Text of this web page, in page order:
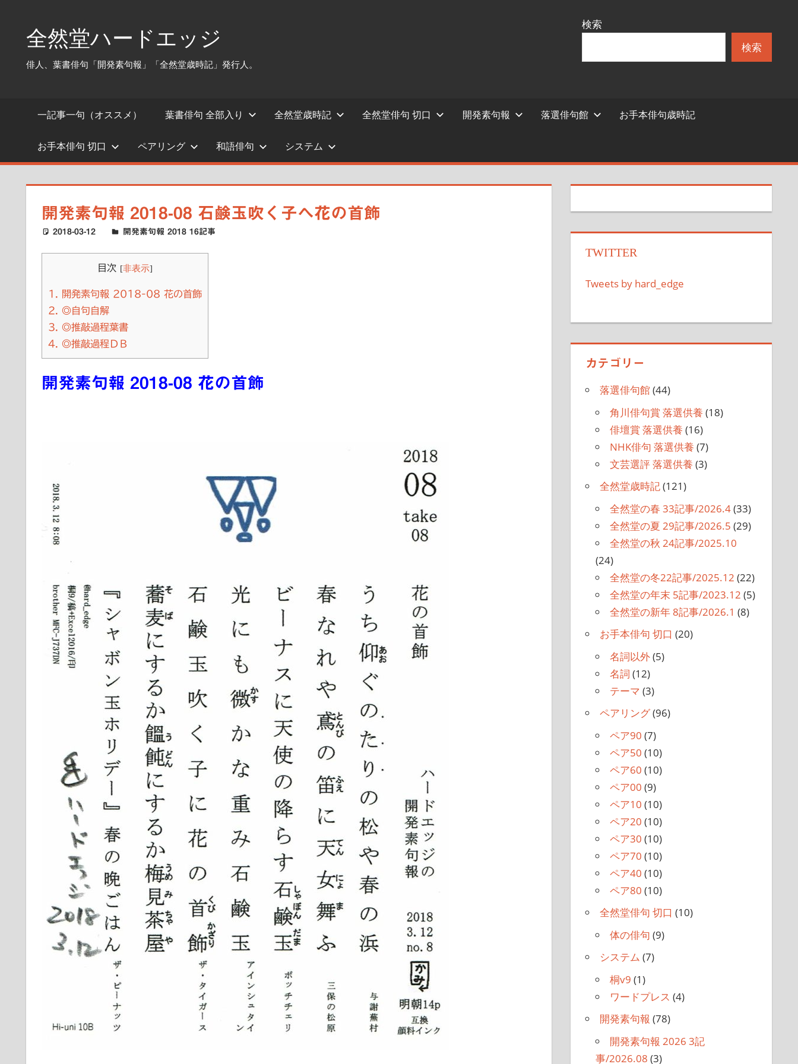
プ
全然堂ハードエッジ
俳人、葉書俳句「開発素句報」「全然堂歳時記」発行人。
検索
検索
一記事一句（オススメ） 葉書俳句 全部入り 全然堂歳時記 全然堂俳句 切口 開発素句報 落選俳句館 お手本俳句歳時記
お手本俳句 切口 ペアリング 和語俳句 システム
開発素句報 2018-08 石鹸玉吹く子へ花の首飾
2018-03-12 ハードエッジ
開発素句報 2018 16記事
目次 [非表示]
1.
開発素句報 2018-08 花の首飾
2.
◎自句自解
3.
◎推敲過程葉書
4.
◎推敲過程ＤＢ
開発素句報 2018-08 花の首飾
TWITTER
Tweets by hard_edge
カテゴリー
落選俳句館(44)
角川俳句賞 落選供養 (18)
俳壇賞 落選供養 (16)
NHK俳句 落選供養 (7)
文芸選評 落選供養 (3)
全然堂歳時記(121)
全然堂の春 33記事/2026.4(33)
全然堂の夏 29記事/2026.5 (29)
全然堂の秋 24記事/2025.10
(24)
全然堂の冬22記事/2025.12 (22)
全然堂の年末 5記事/2023.12 (5)
全然堂の新年 8記事/2026.1 (8)
お手本俳句 切口 (20)
名詞以外(5)
名詞 (12)
テーマ (3)
ペアリング(96)
ペア90 (7)
ペア50 (10)
ペア60 (10)
ペア00 (9)
ペア10 (10)
ペア20 (10)
ペア30 (10)
ペア70 (10)
ペア40 (10)
ペア80 (10)
全然堂俳句 切口 (10)
体の俳句 (9)
システム (7)
桐v9 (1)
ワードプレス (4)
開発素句報 (78)
開発素句報 2026 3記
事/2026.08 (3)